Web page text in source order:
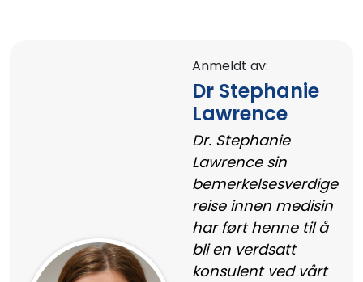
Anmeldt av:
Dr Stephanie
Lawrence
Dr. Stephanie
Lawrence sin
bemerkelsesverdige
reise innen medisin
har ført henne til å
bli en verdsatt
konsulent ved vårt